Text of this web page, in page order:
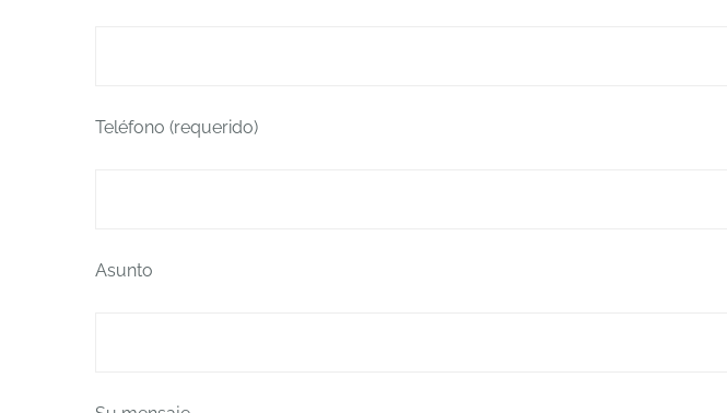
Teléfono (requerido)
Asunto